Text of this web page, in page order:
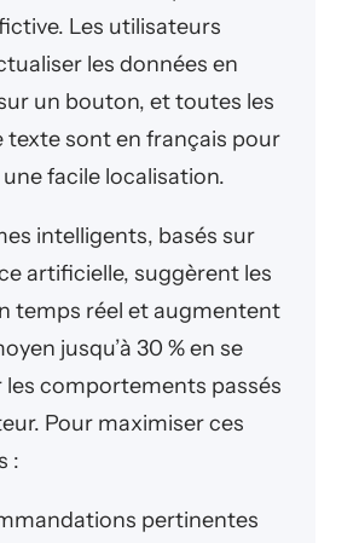
Les utilisateurs
les données en
un bouton, et toutes les
texte sont en français pour
facile localisation.
intelligents, basés sur
artificielle, suggèrent les
temps réel et augmentent
jusqu’à 30 % en se
les comportements passés
Pour maximiser ces
:
pertinentes